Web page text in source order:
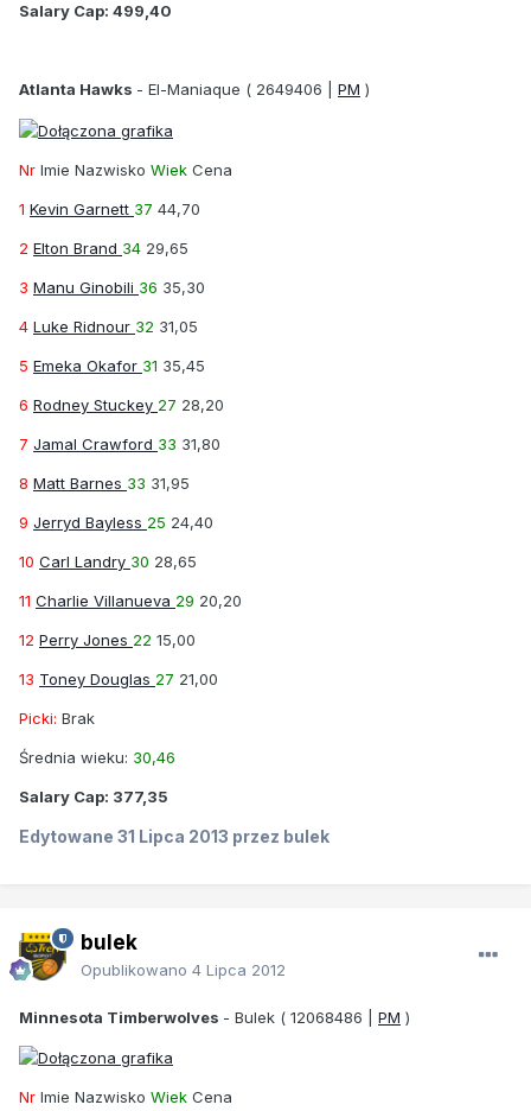
Salary Cap: 499,40
Atlanta Hawks - El-Maniaque ( 2649406 | PM )
Nr Imie Nazwisko Wiek Cena
1 Kevin Garnett 37 44,70
2 Elton Brand 34 29,65
3 Manu Ginobili 36 35,30
4 Luke Ridnour 32 31,05
5 Emeka Okafor 31 35,45
6 Rodney Stuckey 27 28,20
7 Jamal Crawford 33 31,80
8 Matt Barnes 33 31,95
9 Jerryd Bayless 25 24,40
10 Carl Landry 30 28,65
11 Charlie Villanueva 29 20,20
12 Perry Jones 22 15,00
13 Toney Douglas 27 21,00
Picki: Brak
Średnia wieku: 30,46
Salary Cap: 377,35
Edytowane 31 Lipca 2013 przez bulek
bulek
Opublikowano 4 Lipca 2012
Minnesota Timberwolves - Bulek ( 12068486 | PM )
Nr Imie Nazwisko Wiek Cena